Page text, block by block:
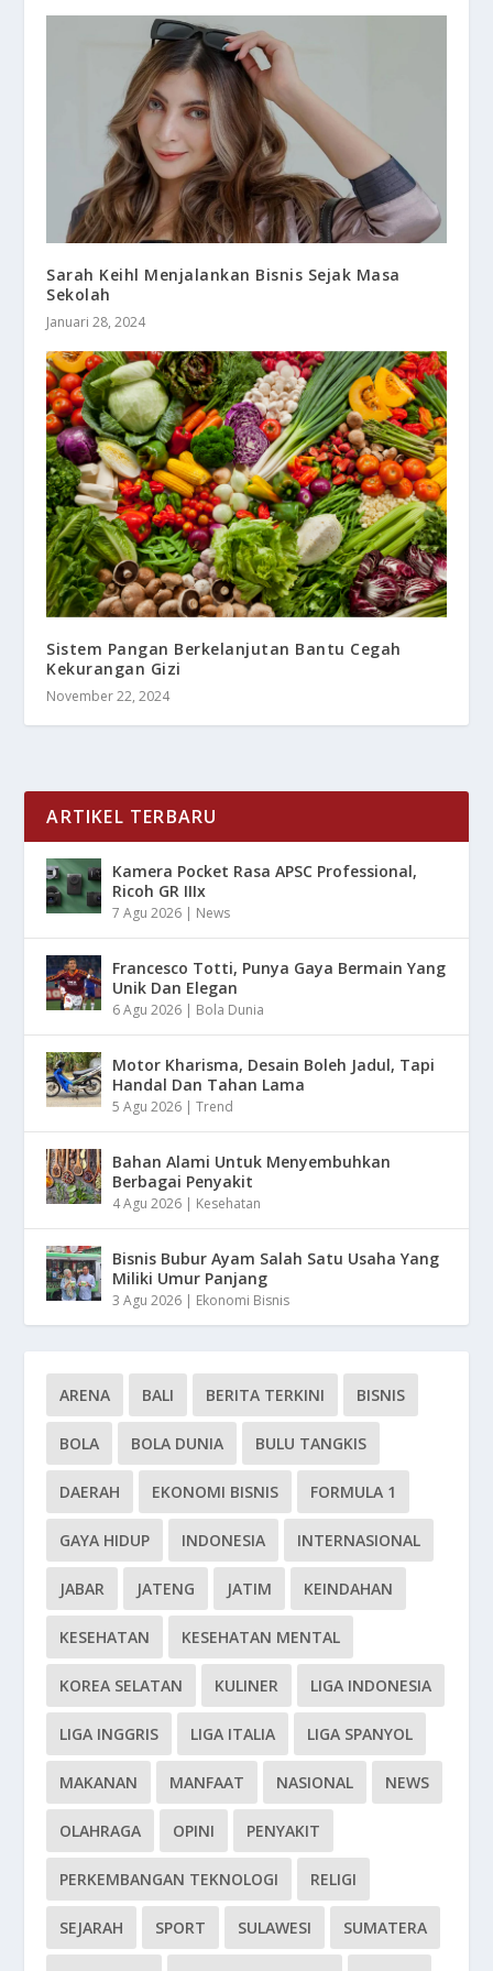
Sarah Keihl Menjalankan Bisnis Sejak Masa
Sekolah
Januari 28, 2024
Sistem Pangan Berkelanjutan Bantu Cegah
Kekurangan Gizi
November 22, 2024
ARTIKEL TERBARU
Kamera Pocket Rasa APSC Professional,
Ricoh GR IIIx
7 Agu 2026 | News
Francesco Totti, Punya Gaya Bermain Yang
Unik Dan Elegan
6 Agu 2026 | Bola Dunia
Motor Kharisma, Desain Boleh Jadul, Tapi
Handal Dan Tahan Lama
5 Agu 2026 |Trend
Bahan Alami Untuk Menyembuhkan
Berbagai Penyakit
4 Agu 2026 | Kesehatan
Bisnis Bubur Ayam Salah Satu Usaha Yang
Miliki Umur Panjang
3 Agu 2026 | Ekonomi Bisnis
ARENA BALI BERITA TERKINI BISNIS
BOLA BOLA DUNIA BULU TANGKIS
DAERAH EKONOMI BISNIS FORMULA 1
GAYA HIDUP INDONESIA INTERNASIONAL
JABAR JATENG JATIM KEINDAHAN
KESEHATAN KESEHATAN MENTAL
KOREA SELATAN KULINER LIGA INDONESIA
LIGA INGGRIS LIGA ITALIA LIGA SPANYOL
MAKANAN MANFAAT NASIONAL NEWS
OLAHRAGA OPINI PENYAKIT
PERKEMBANGAN TEKNOLOGI RELIGI
SEJARAH SPORT SULAWESI SUMATERA